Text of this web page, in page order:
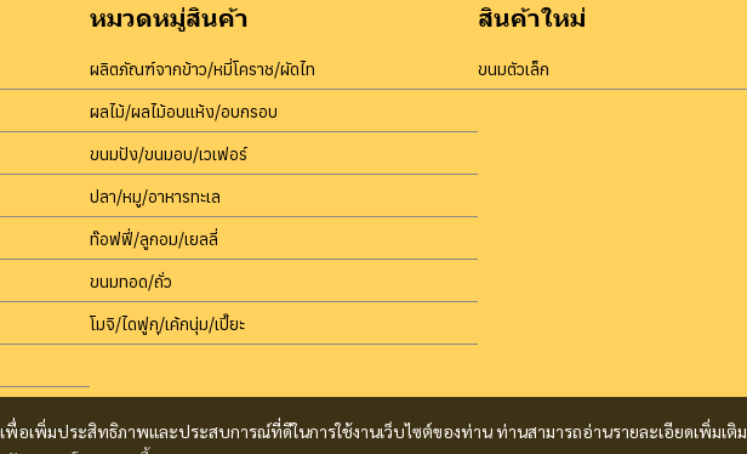
พื่อเพิ่มประสิทธิภาพและประสบการณ์ที่ดีในการใช้งานเว็บไซต์ของท่าน ท่านสามารถอ่านรายละเอียดเพิ่มเติม
หมวดหมู่สินค้า
ผลิตภัณฑ์จากข้าว/หมี่โคราช/ผัดไท
ผลไม้/ผลไม้อบแห้ง/อบกรอบ
ขนมปัง/ขนมอบ/เวเฟอร์
ปลา/หมู/อาหารทะเล
ท๊อฟฟี่/ลูกอม/เยลลี่
ขนมทอด/ถั่ว
โมจิ/ไดฟูกุ/เค้กนุ่ม/เปี๊ยะ
สินค้าใหม่
ขนมตัวเล็ก